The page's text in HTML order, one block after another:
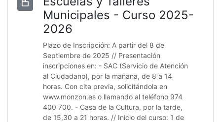
Municipales - Curso 2025-
2026
Plazo de Inscripción: A partir del 8 de
Septiembre de 2025 // Presentación
inscripciones en: - SAC (Servicio de Atención
al Ciudadano), por la mañana, de 8 a 14
horas. Con cita previa, solicitándola en
www.monzon.es o llamando al teléfono 974
400 700. - Casa de la Cultura, por la tarde,
de 15,30 a 21 horas. // Inicio del curso: 1 de